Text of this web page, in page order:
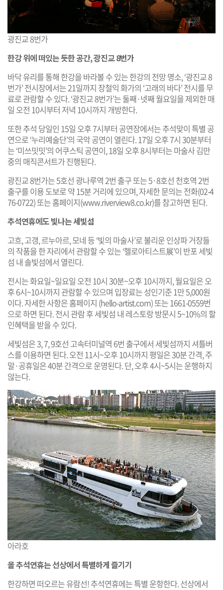
광진교 8번가
한강 위에 떠있는 듯한 공간, 광진교 8번가
바닥 유리를 통해 한강을 바라볼 수 있는 한강의 전망 명소, ‘광진교 8
번가’ 전시장에서는 21일까지 장철익 화가의 ‘고래의 바다’ 전시를 무
료로 관람할 수 있다. ‘광진교 8번가’는 둘째·넷째 월요일을 제외한 매
일 오전 10시부터 저녁 10시까지 개방한다.
또한 추석 당일인 15일 오후 7시부터 공연장에서는 추석맞이 특별 공
연으로 ‘누리예술단’의 국악 공연이 열린다. 17일 오후 7시 30분부터
는 ‘미쓰밋밋’의 어쿠스틱 공연이, 18일 오후 8시부터는 마술사 김만
중의 매직콘서트가 진행된다.
광진교 8번가는 5호선 광나루역 2번 출구 또는 5·8호선 천호역 2번
출구를 이용 도보로 약 15분 거리에 있으며, 자세한 문의는 전화(02-4
76-0722) 또는 홈페이지(www.riverview8.co.kr)를 참고하면 된다.
추석연휴에도 빛나는 세빛섬
고흐, 고갱, 르누아르, 모네 등 ‘빛의 마술사’로 불리운 인상파 거장들
의 작품을 한 자리에서 관람할 수 있는 ‘헬로아티스트展’이 반포 세빛
섬 내 솔빛섬에서 열린다.
전시는 화요일~일요일 오전 10시 30분~오후 10시까지, 월요일은 오
후 6시~10시까지 관람할 수 있으며 입장료는 성인기준 1만 5,000원
이다. 자세한 사항은 홈페이지 (hello-artist.com) 또는 1661-0559번
으로 하면 된다. 전시 관람 후 세빛섬 내 레스토랑 방문시 5~10%의 할
인혜택을 받을 수 있다.
세빛섬은 3, 7, 9호선 고속터미널역 6번 출구에서 세빛섬까지 셔틀버
스를 이용하면 된다. 오전 11시~오후 10시까지 평일은 30분 간격, 주
말·공휴일은 40분 간격으로 운영된다. 단, 오후 4시~5시는 운행하지
않는다.
아라호
올 추석연휴는 선상에서 특별하게 즐기기
한강하면 떠오르는 유람선! 추석연휴에는 특별 운항한다. 선상에서